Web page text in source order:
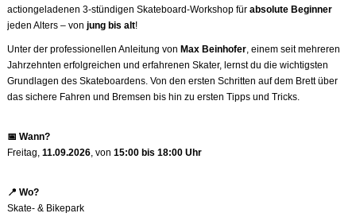
actiongeladenen 3-stündigen Skateboard-Workshop für absolute Beginner
jeden Alters – von jung bis alt!
Unter der professionellen Anleitung von Max Beinhofer, einem seit mehreren
Jahrzehnten erfolgreichen und erfahrenen Skater, lernst du die wichtigsten
Grundlagen des Skateboardens. Von den ersten Schritten auf dem Brett über
das sichere Fahren und Bremsen bis hin zu ersten Tipps und Tricks.
📅 Wann?
Freitag, 11.09.2026, von 15:00 bis 18:00 Uhr
📍 Wo?
Skate- & Bikepark